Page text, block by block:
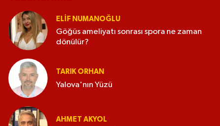
ELİF NUMANOĞLU
Göğüs ameliyatı sonrası spora ne zaman
dönülür?
TARIK ORHAN
Yalova'nın Yüzü
AHMET AKYOL